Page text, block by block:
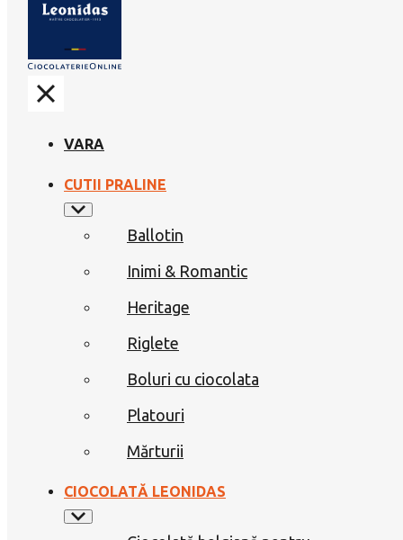
VARA
CUTII PRALINE
Ballotin
Inimi & Romantic
Heritage
Riglete
Boluri cu ciocolata
Platouri
Mărturii
CIOCOLATĂ LEONIDAS